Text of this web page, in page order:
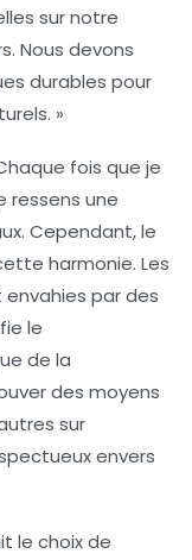
sur notre
Nous devons
durables pour
»
fois que je
ressens une
Cependant, le
harmonie. Les
par des
le
de la
des moyens
sur
envers
le choix de